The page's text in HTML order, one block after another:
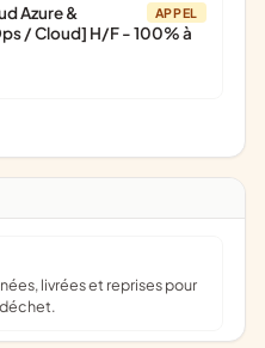
APPEL
Azure &
/ Cloud] H/F - 100% à